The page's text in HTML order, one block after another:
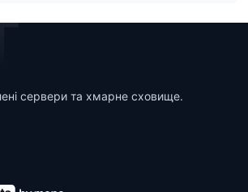
сервери та хмарне сховище.